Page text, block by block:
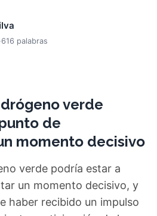
616 palabras
verde
de
momento decisivo
verde podría estar a
un momento decisivo, y
haber recibido un impulso